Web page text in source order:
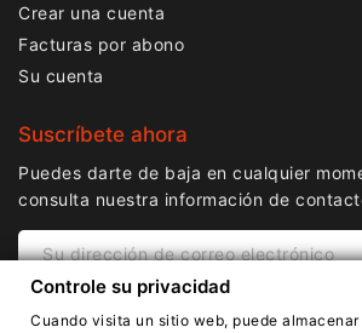
Crear una cuenta
Facturas por abono
Su cuenta
Suscríbete ahora
Puedes darte de baja en cualquier
consulta nuestra información de
Controle su privacidad
Cuando visita un sitio web, puede